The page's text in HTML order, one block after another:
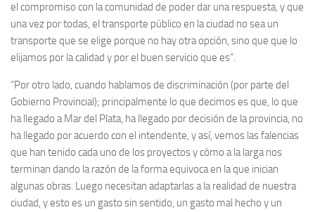
el compromiso con la comunidad de poder dar una respuesta, y que
una vez por todas, el transporte público en la ciudad no sea un
transporte que se elige porque no hay otra opción, sino que que lo
elijamos por la calidad y por el buen servicio que es”.
“Por otro lado, cuando hablamos de discriminación (por parte del
Gobierno Provincial); principalmente lo que decimos es que, lo que
ha llegado a Mar del Plata, ha llegado por decisión de la provincia, no
ha llegado por acuerdo con el intendente, y así, vemos las falencias
que han tenido cada uno de los proyectos y cómo a la larga nos
terminan dando la razón de la forma equivoca en la que inician
algunas obras. Luego necesitan adaptarlas a la realidad de nuestra
ciudad, y esto es un gasto sin sentido, un gasto mal hecho y un